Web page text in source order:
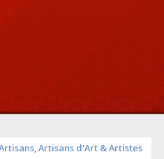
Artisans d'Art & Artistes